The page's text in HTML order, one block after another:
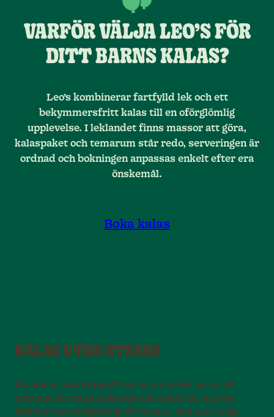
VARFÖR VÄLJA LEO’S FÖR
DITT BARNS KALAS?
Leo’s kombinerar fartfylld lek och ett
bekymmersfritt kalas till en oförglömlig
upplevelse. I leklandet finns massor att göra,
kalaspaket och temarum står redo, serveringen är
ordnad och bokningen anpassas enkelt efter era
önskemål.
Boka kalas
KALAS UTAN STRESS
Barnkalas utan krångel? Say no more! Hos oss är allt
utformat för att göra firandet lika enkelt för dig som
förälder som oförglömligt för barnen. God mat, roliga